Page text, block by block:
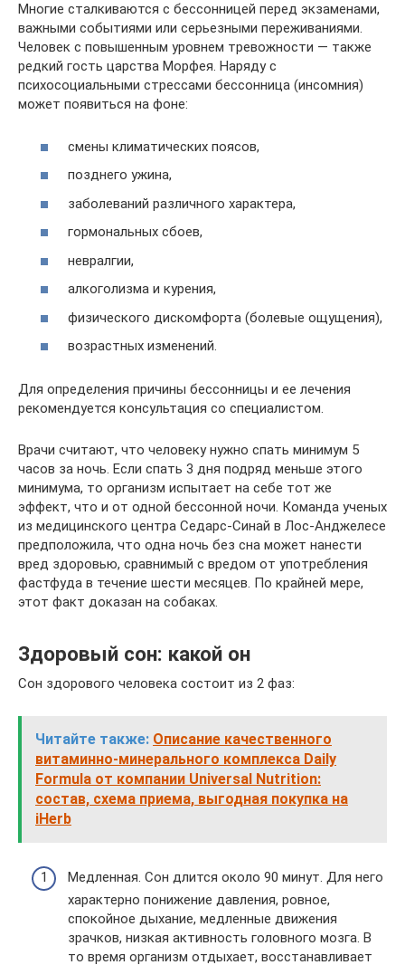
Многие сталкиваются с бессонницей перед экзаменами,
важными событиями или серьезными переживаниями.
Человек с повышенным уровнем тревожности — также
редкий гость царства Морфея. Наряду с
психосоциальными стрессами бессонница (инсомния)
может появиться на фоне:
смены климатических поясов,
позднего ужина,
заболеваний различного характера,
гормональных сбоев,
невралгии,
алкоголизма и курения,
физического дискомфорта (болевые ощущения),
возрастных изменений.
Для определения причины бессонницы и ее лечения
рекомендуется консультация со специалистом.
Врачи считают, что человеку нужно спать минимум 5
часов за ночь. Если спать 3 дня подряд меньше этого
минимума, то организм испытает на себе тот же
эффект, что и от одной бессонной ночи. Команда ученых
из медицинского центра Седарс-Синай в Лос-Анджелесе
предположила, что одна ночь без сна может нанести
вред здоровью, сравнимый с вредом от употребления
фастфуда в течение шести месяцев. По крайней мере,
этот факт доказан на собаках.
Здоровый сон: какой он
Сон здорового человека состоит из 2 фаз:
Читайте также: Описание качественного
витаминно-минерального комплекса Daily
Formula от компании Universal Nutrition:
состав, схема приема, выгодная покупка на
iHerb
Медленная. Сон длится около 90 минут. Для него
характерно понижение давления, ровное,
спокойное дыхание, медленные движения
зрачков, низкая активность головного мозга. В
то время организм отдыхает, восстанавливает